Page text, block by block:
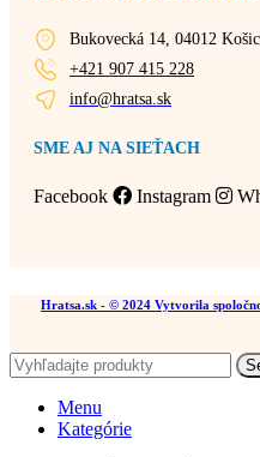
Bukovecká 14, 04012
+421 907 415 228
info@hratsa.sk
SME AJ NA SIEŤACH
Facebook Instagram
Hratsa.sk - © 2024 Vytvorila
Menu
Kategórie